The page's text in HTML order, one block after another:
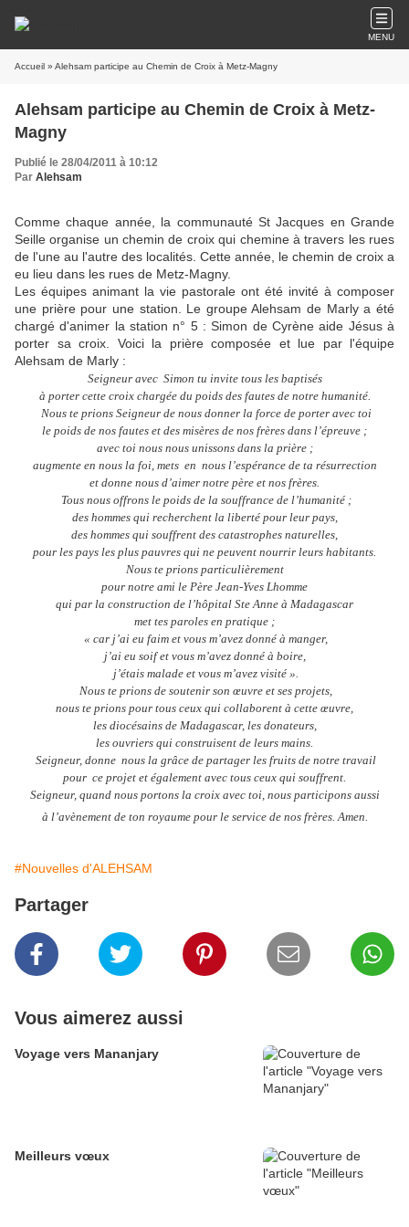
MENU
Accueil » Alehsam participe au Chemin de Croix à Metz-Magny
Alehsam participe au Chemin de Croix à Metz-
Magny
Publié le 28/04/2011 à 10:12
Par Alehsam
Comme chaque année, la communauté St Jacques en Grande
Seille organise un chemin de croix qui chemine à travers les rues
de l'une au l'autre des localités. Cette année, le chemin de croix a
eu lieu dans les rues de Metz-Magny.
Les équipes animant la vie pastorale ont été invité à composer
une prière pour une station. Le groupe Alehsam de Marly a été
chargé d'animer la station n° 5 : Simon de Cyrène aide Jésus à
porter sa croix. Voici la prière composée et lue par l'équipe
Alehsam de Marly :
Seigneur avec Simon tu invite tous les baptisés
à porter cette croix chargée du poids des fautes de notre humanité.
Nous te prions Seigneur de nous donner la force de porter avec toi
le poids de nos fautes et des misères de nos frères dans l’épreuve ;
avec toi nous nous unissons dans la prière ;
augmente en nous la foi, mets en nous l’espérance de ta résurrection
et donne nous d’aimer notre père et nos frères.
Tous nous offrons le poids de la souffrance de l’humanité ;
des hommes qui recherchent la liberté pour leur pays,
des hommes qui souffrent des catastrophes naturelles,
pour les pays les plus pauvres qui ne peuvent nourrir leurs habitants.
Nous te prions particulièrement
pour notre ami le Père Jean-Yves Lhomme
qui par la construction de l’hôpital Ste Anne à Madagascar
met tes paroles en pratique ;
« car j’ai eu faim et vous m’avez donné à manger,
j’ai eu soif et vous m’avez donné à boire,
j’étais malade et vous m’avez visité ».
Nous te prions de soutenir son œuvre et ses projets,
nous te prions pour tous ceux qui collaborent à cette œuvre,
les diocésains de Madagascar, les donateurs,
les ouvriers qui construisent de leurs mains.
Seigneur, donne nous la grâce de partager les fruits de notre travail
pour ce projet et également avec tous ceux qui souffrent.
Seigneur, quand nous portons la croix avec toi, nous participons aussi
à l’avènement de ton royaume pour le service de nos frères. Amen.
#Nouvelles d'ALEHSAM
Partager
Vous aimerez aussi
Voyage vers Mananjary
Meilleurs vœux